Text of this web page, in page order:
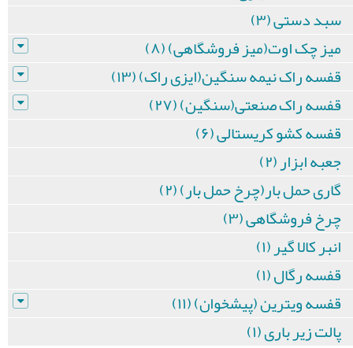
سبد دستی (۳)
میز چک اوت(میز فروشگاهی) (۸)
قفسه راک نیمه سنگین(ایزی راک) (۱۳)
قفسه راک صنعتی(سنگین) (۲۷)
قفسه کشو کریستالی (۶)
جعبه ابزار (۲)
گاری حمل بار(چرخ حمل بار) (۲)
چرخ فروشگاهی (۳)
انبر کالا گیر (۱)
قفسه رگال (۱)
قفسه ویترین (پیشخوان) (۱۱)
پالت زیر باری (۱)